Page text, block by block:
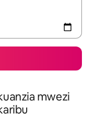
mwezi